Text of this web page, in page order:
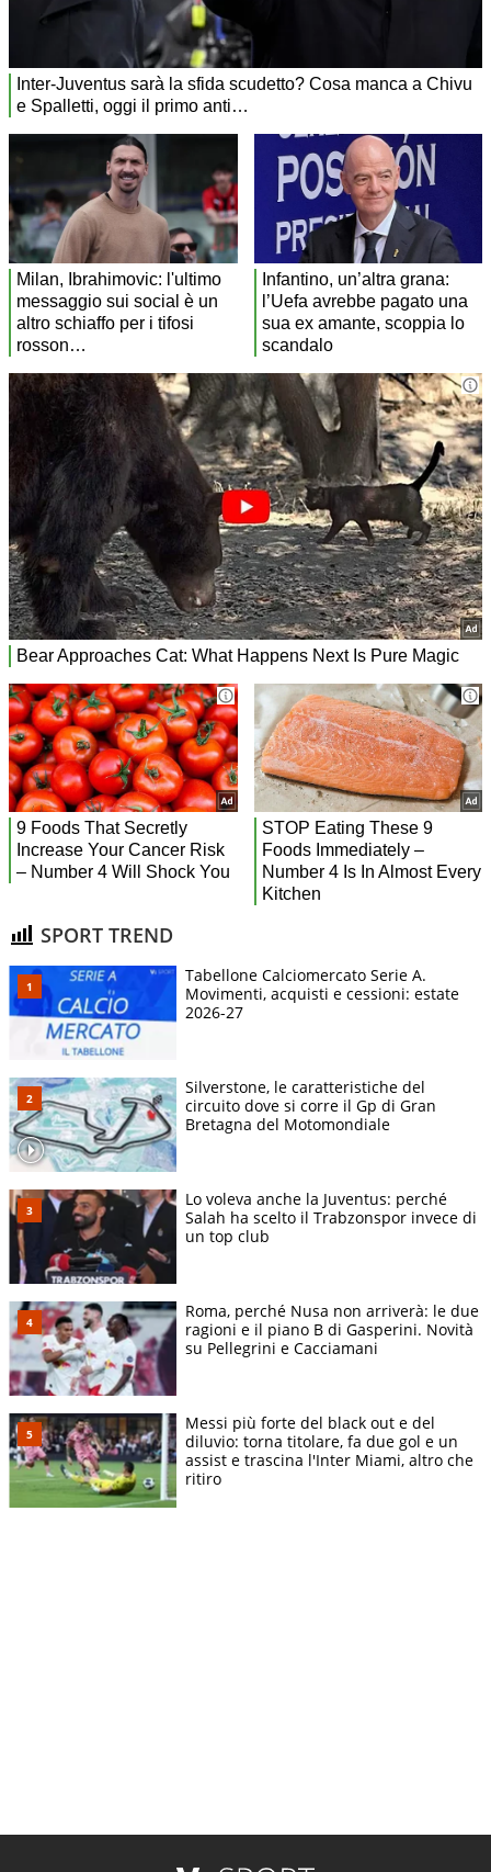
SPORT TREND
Tabellone Calciomercato Serie A.
Movimenti, acquisti e cessioni: estate
2026-27
Silverstone, le caratteristiche del
circuito dove si corre il Gp di Gran
Bretagna del Motomondiale
Lo voleva anche la Juventus: perché
Salah ha scelto il Trabzonspor invece di
un top club
Roma, perché Nusa non arriverà: le due
ragioni e il piano B di Gasperini. Novità
su Pellegrini e Cacciamani
Messi più forte del black out e del
diluvio: torna titolare, fa due gol e un
assist e trascina l'Inter Miami, altro che
ritiro